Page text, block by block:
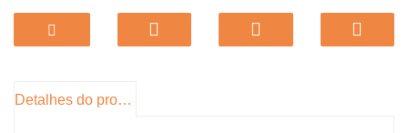
temperatura de trabalho robusta e estilo de vida
prolongado do emissor.
Detecção de falhas de soldagem para garantir todos
Detalhes do produto